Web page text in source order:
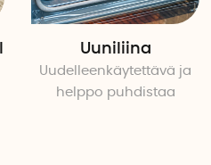
Uuniliina
Uudelleenkäytettävä ja
helppo puhdistaa